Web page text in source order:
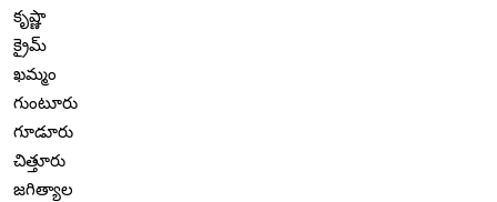
కృష్ణా
క్రైమ్
ఖమ్మం
గుంటూరు
గూడూరు
చిత్తూరు
జగిత్యాల